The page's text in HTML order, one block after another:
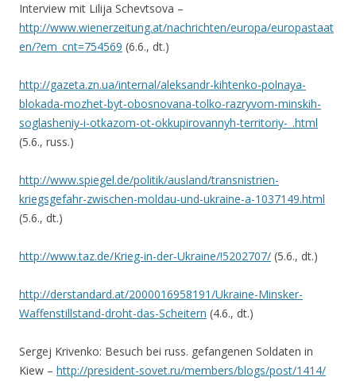
Interview mit Lilija Schevtsova –
http://www.wienerzeitung.at/nachrichten/europa/europastaat
en/?em_cnt=754569 (6.6., dt.)
http://gazeta.zn.ua/internal/aleksandr-kihtenko-polnaya-
blokada-mozhet-byt-obosnovana-tolko-razryvom-minskih-
soglasheniy-i-otkazom-ot-okkupirovannyh-territoriy-_.html
(5.6., russ.)
http://www.spiegel.de/politik/ausland/transnistrien-
kriegsgefahr-zwischen-moldau-und-ukraine-a-1037149.html
(5.6., dt.)
http://www.taz.de/Krieg-in-der-Ukraine/!5202707/ (5.6., dt.)
http://derstandard.at/2000016958191/Ukraine-Minsker-
Waffenstillstand-droht-das-Scheitern (4.6., dt.)
Sergej Krivenko: Besuch bei russ. gefangenen Soldaten in
Kiew – http://president-sovet.ru/members/blogs/post/1414/